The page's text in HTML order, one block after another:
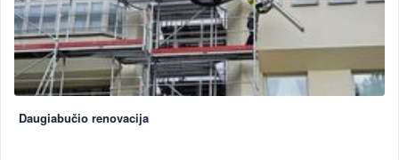
Daugiabučio renovacija